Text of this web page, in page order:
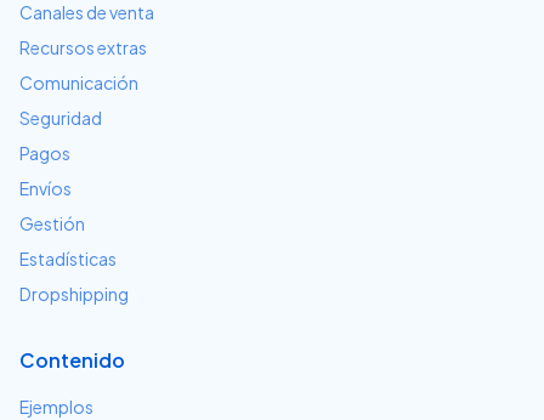
Canales de venta
Recursos extras
Comunicación
Seguridad
Pagos
Envíos
Gestión
Estadísticas
Dropshipping
Contenido
Ejemplos